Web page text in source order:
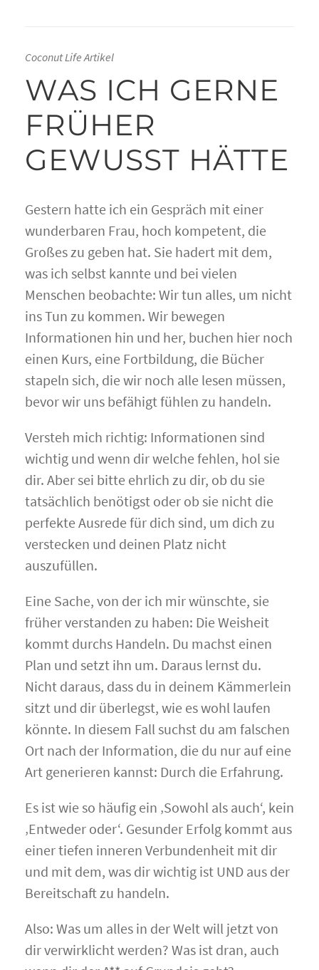
Coconut Life Artikel
WAS ICH GERNE
FRÜHER
GEWUSST HÄTTE
Gestern hatte ich ein Gespräch mit einer
wunderbaren Frau, hoch kompetent, die
Großes zu geben hat. Sie hadert mit dem,
was ich selbst kannte und bei vielen
Menschen beobachte: Wir tun alles, um nicht
ins Tun zu kommen. Wir bewegen
Informationen hin und her, buchen hier noch
einen Kurs, eine Fortbildung, die Bücher
stapeln sich, die wir noch alle lesen müssen,
bevor wir uns befähigt fühlen zu handeln.
Versteh mich richtig: Informationen sind
wichtig und wenn dir welche fehlen, hol sie
dir. Aber sei bitte ehrlich zu dir, ob du sie
tatsächlich benötigst oder ob sie nicht die
perfekte Ausrede für dich sind, um dich zu
verstecken und deinen Platz nicht
auszufüllen.
Eine Sache, von der ich mir wünschte, sie
früher verstanden zu haben: Die Weisheit
kommt durchs Handeln. Du machst einen
Plan und setzt ihn um. Daraus lernst du.
Nicht daraus, dass du in deinem Kämmerlein
sitzt und dir überlegst, wie es wohl laufen
könnte. In diesem Fall suchst du am falschen
Ort nach der Information, die du nur auf eine
Art generieren kannst: Durch die Erfahrung.
Es ist wie so häufig ein ‚Sowohl als auch‘, kein
‚Entweder oder‘. Gesunder Erfolg kommt aus
einer tiefen inneren Verbundenheit mit dir
und mit dem, was dir wichtig ist UND aus der
Bereitschaft zu handeln.
Also: Was um alles in der Welt will jetzt von
dir verwirklicht werden? Was ist dran, auch